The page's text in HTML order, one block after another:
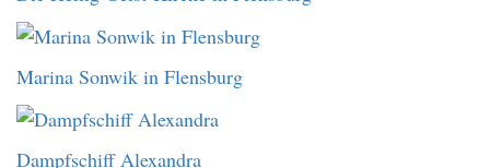
Marina Sonwik in Flensburg
Dampfschiff Alexandra